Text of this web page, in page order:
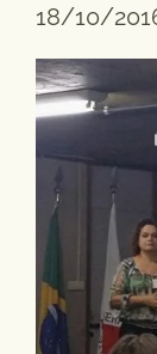
18/10/